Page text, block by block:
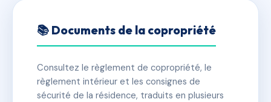
SDC SDC 40 TURBIGO /88
GRAVILLIERS
📍 40 RUE DE TURBIGO 88 RUE DES GRAVILLIERS
75003 PARIS
📚 Documents de la copropriété
Consultez le règlement de copropriété, le
règlement intérieur et les consignes de
sécurité de la résidence, traduits en plusieurs